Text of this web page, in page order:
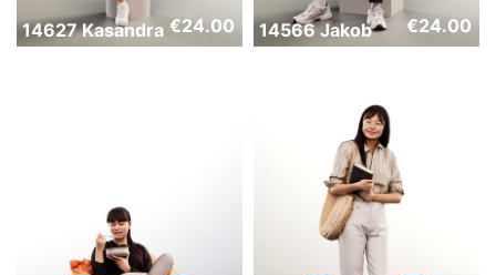
14627 Kasandra €24.00 14566 Jakob €24.00